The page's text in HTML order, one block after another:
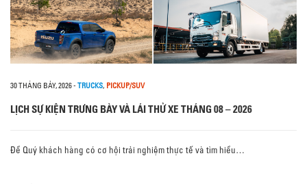
30 THÁNG BẢY, 2026- TRUCKS, PICKUP/SUV
LỊCH SỰ KIỆN TRƯNG BÀY VÀ LÁI THỬ XE THÁNG 08 – 2026
Để Quý khách hàng có cơ hội trải nghiệm thực tế và tìm hiểu…